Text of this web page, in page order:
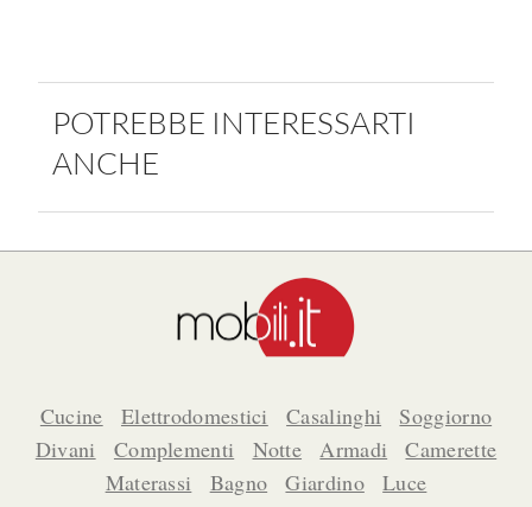
POTREBBE INTERESSARTI
ANCHE
Cucine Elettrodomestici Casalinghi
Soggiorno
Divani
Complementi Notte Armadi
Camerette
Materassi
Bagno Giardino
Luce